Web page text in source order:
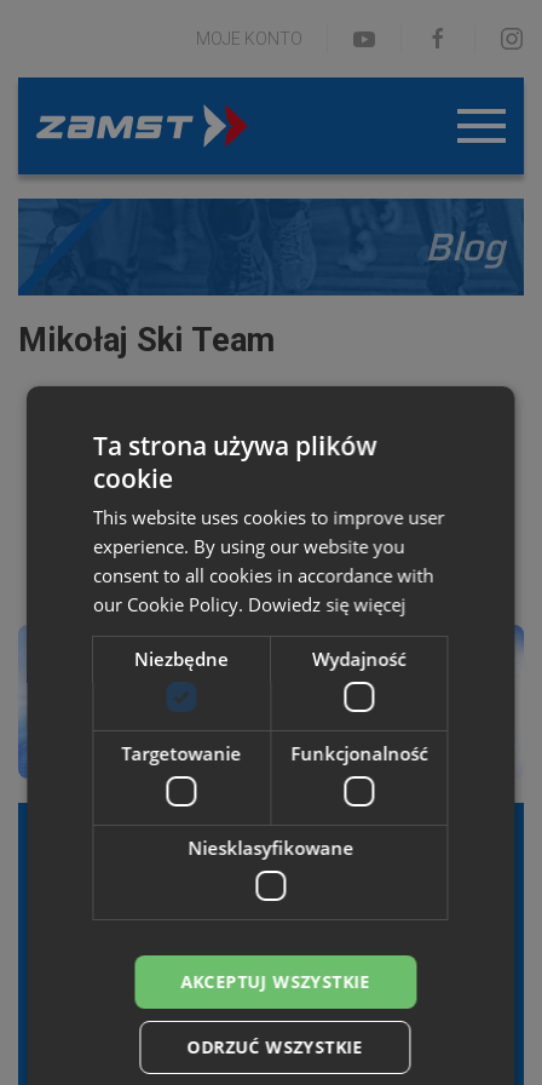
MOJE KONTO
Blog
Mikołaj Ski Team
dostarczając najwyższej jakości produkty
stanowiące prewencję urazów. Mamy ponad 45 lat
doświadczenia i japońską solidność.
Ta strona używa plików
cookie
This website uses cookies to improve user
experience. By using our website you
consent to all cookies in accordance with
our Cookie Policy. Dowiedz się więcej
Niezbędne Wydajność
Targetowanie Funkcjonalność
Niesklasyfikowane
AKCEPTUJ WSZYSTKIE
ODRZUĆ WSZYSTKIE